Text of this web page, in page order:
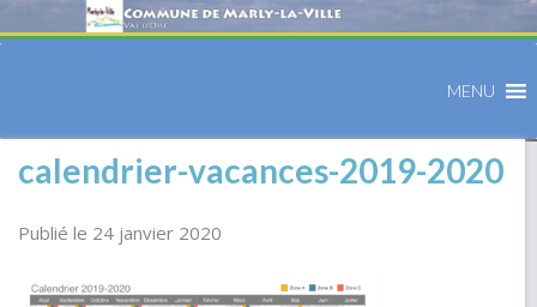
MENU
calendrier-vacances-2019-2020
Publié le 24 janvier 2020